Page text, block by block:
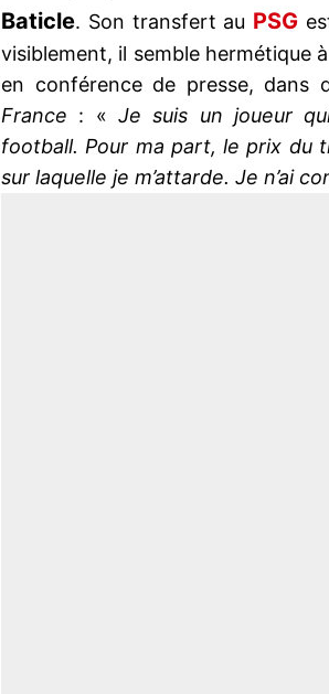
Baticle. Son transfert au PSG
visiblement, il semble hermétique
en conférence de presse, dans
France : « Je suis un joueur
football. Pour ma part, le prix du
sur laquelle je m’attarde. Je n’ai